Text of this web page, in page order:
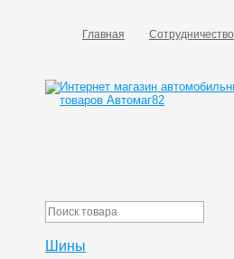
Главная Сотрудничество
Шины